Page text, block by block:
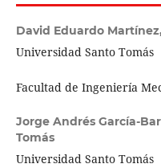
David Eduardo Martínez,
Universidad Santo Tomás
Facultad de Ingeniería
Jorge Andrés García-
Tomás
Universidad Santo Tomás